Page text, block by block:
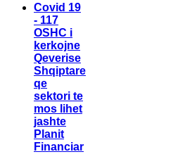
Covid 19
- 117
OSHC i
kerkojne
Qeverise
Shqiptare
qe
sektori te
mos lihet
jashte
Planit
Financiar